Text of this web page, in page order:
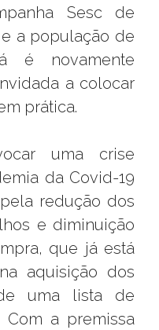
Sesc de
a população de
é novamente
a colocar
prática.
uma crise
da Covid-19
redução dos
e diminuição
que já está
aquisição dos
uma lista de
Com a premissa